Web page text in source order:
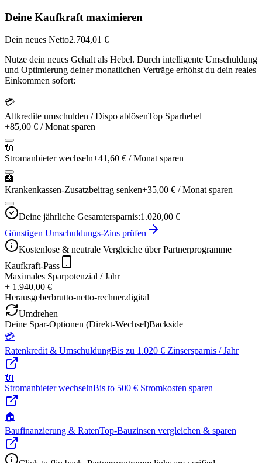
Deine Kaufkraft maximieren
Dein neues Netto2.704,01 €
Nutze dein neues Gehalt als Hebel. Durch intelligente Umschuldung
und Optimierung deiner monatlichen Verträge erhöhst du dein reales
Einkommen sofort:
💳
Altkredite umschulden / Dispo ablösenTop Sparhebel
+85,00 € / Monat sparen
🔌
Stromanbieter wechseln+41,60 € / Monat sparen
🏥
Krankenkassen-Zusatzbeitrag senken+35,00 € / Monat sparen
Deine jährliche Gesamtersparnis:1.020,00 €
Günstigen Umschuldungs-Zins prüfen
Kostenlose & neutrale Vergleiche über Partnerprogramme
Kaufkraft-Pass
Maximales Sparpotenzial / Jahr
+ 1.940,00 €
Herausgeberbrutto-netto-rechner.digital
Umdrehen
Deine Spar-Optionen (Direkt-Wechsel)Backside
💳
Ratenkredit & UmschuldungBis zu 1.020 € Zinsersparnis / Jahr
🔌
Stromanbieter wechselnBis to 500 € Stromkosten sparen
🏠
Baufinanzierung & RatenTop-Bauzinsen vergleichen & sparen